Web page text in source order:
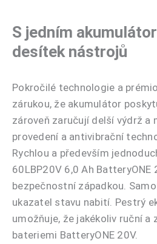
S jedním
desítek nástrojů
Pokročilé technologie a
zárukou, že akumulátor
zároveň zaručují delší výdrž
provedení a antivibrační
Rychlou a především
60LBP20V 6,0 Ah
bezpečnostní západkou.
ukazatel stavu nabití. Pestrý
umožňuje, že jakékoliv ruční
bateriemi BatteryONE 20V.